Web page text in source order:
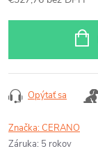
Opýtať sa
Značka:CERANO
Záruka: 5 rokov